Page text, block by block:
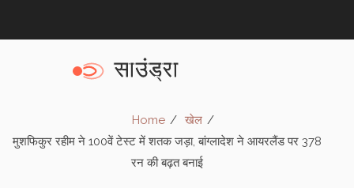
Home
खेल
मुशफिकुर रहीम ने 100वें टेस्ट में शतक जड़ा, बांग्लादेश ने आयरलैंड पर 378
रन की बढ़त बनाई